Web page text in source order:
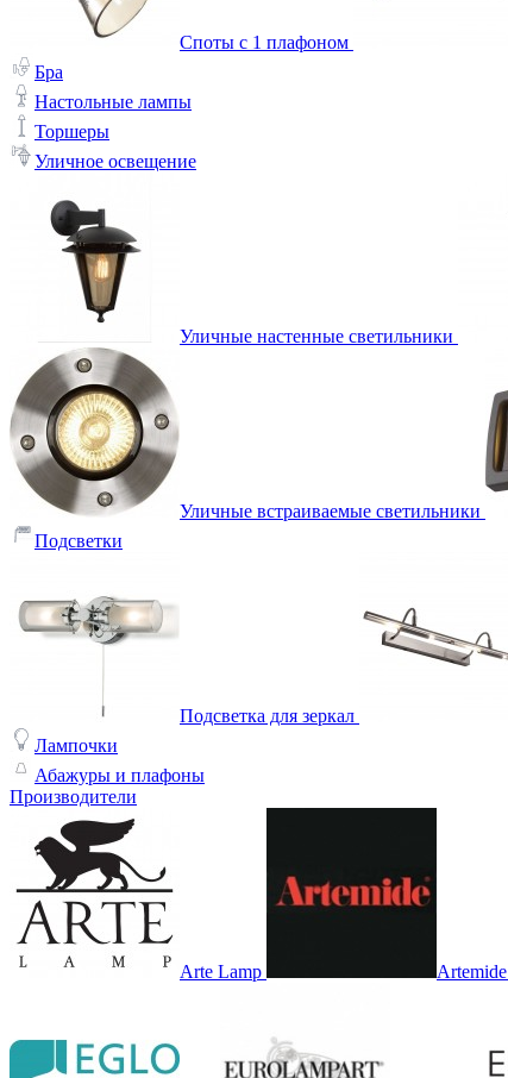
Споты с 1 плафоном
Бра
Настольные лампы
Торшеры
Уличное освещение
Уличные настенные светильники
Уличные встраиваемые светильники
Подсветки
Подсветка для зеркал
Лампочки
Абажуры и плафоны
Производители
Arte Lamp Artemide